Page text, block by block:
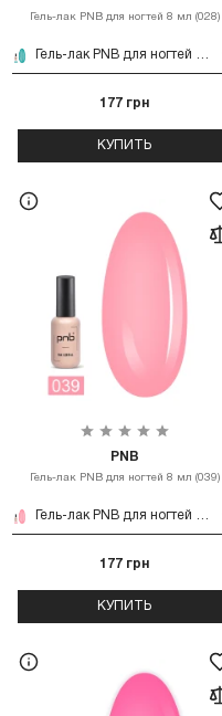
Гель-лак PNB для ногтей 8 мл (028)
Гель-лак PNB для ногтей 8 мл (028)
177 грн
КУПИТЬ
PNB
Гель-лак PNB для ногтей 8 мл (039)
Гель-лак PNB для ногтей 8 мл (039)
177 грн
КУПИТЬ